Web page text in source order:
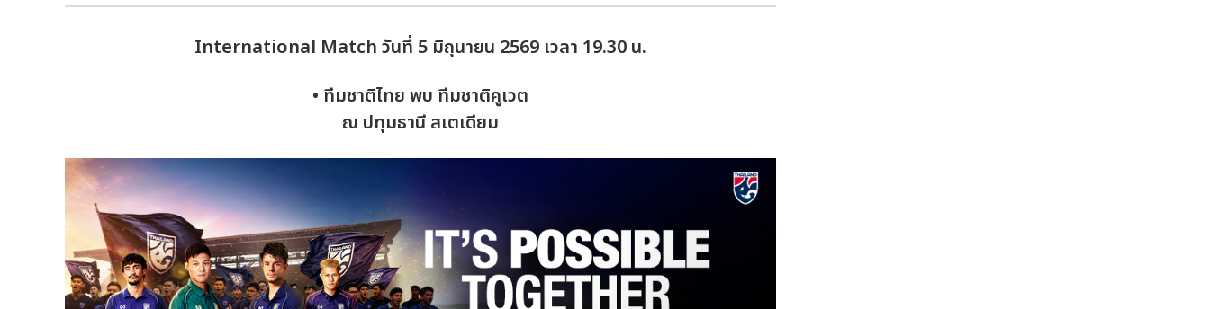
International Match วันที่ 5 มิถุนายน 2569 เวลา 19.30 น.
• ทีมชาติไทย พบ ทีมชาติคูเวต
ณ ปทุมธานี สเตเดียม